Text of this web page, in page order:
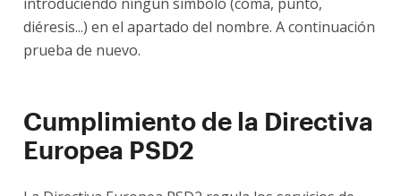
diéresis...) en el apartado del nombre. A continuación
prueba de nuevo.
Cumplimiento de la Directiva
Europea PSD2